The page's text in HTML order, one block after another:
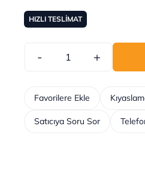
HIZLI TESLİMAT
- +
Favorilere Ekle
Satıcıya Soru Sor